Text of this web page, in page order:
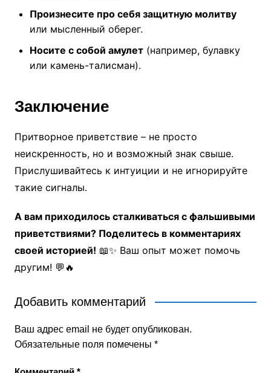
Произнесите про себя защитную молитву
или мысленный оберег.
Носите с собой амулет(например, булавку
или камень-талисман).
Заключение
Притворное приветствие – не просто
неискренность, но и возможный знак свыше.
Прислушивайтесь к интуиции и не игнорируйте
такие сигналы.
А вам приходилось сталкиваться с фальшивыми
приветствиями? Поделитесь в комментариях
своей историей! 📖✨ Ваш опыт может помочь
другим! 💬🔥
Добавить комментарий
Ваш адрес email не будет опубликован.
Обязательные поля помечены *